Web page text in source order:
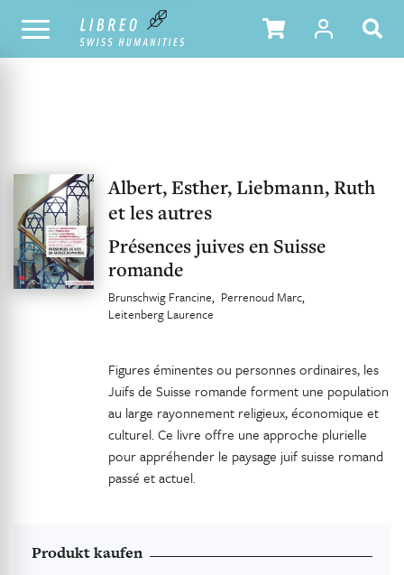
UNSER KATALOG INHALTSVERZEICHNIS
Albert, Esther, Liebmann, Ruth
et les autres
Présences juives en Suisse
romande
Brunschwig Francine Perrenoud Marc
Leitenberg Laurence
Figures éminentes ou personnes ordinaires, les
Juifs de Suisse romande forment une population
au large rayonnement religieux, économique et
culturel. Ce livre offre une approche plurielle
pour appréhender le paysage juif suisse romand
passé et actuel.
Produkt kaufen